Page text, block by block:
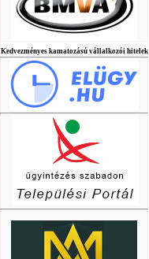
Kedvezményes kamatozású vállalkozói hitelek